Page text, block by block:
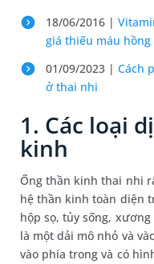
18/06/2016 |
giá thiếu máu
01/09/2023 | Cách
ở thai nhi
1. Các loại
kinh
Ống thần kinh thai nhi
hệ thần kinh toàn diện
hộp sọ, tủy sống,
là một dải mô nhỏ và
vào phía trong và có